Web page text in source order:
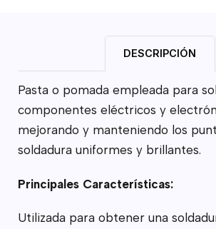
DESCRIPCIÓN
Pasta o pomada empleada para
componentes eléctricos y
mejorando y manteniendo los
soldadura uniformes y brillantes.
Principales Características:
Utilizada para obtener una